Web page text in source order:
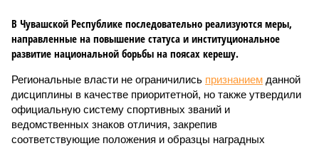
В Чувашской Республике последовательно реализуются меры,
направленные на повышение статуса и институциональное
развитие национальной борьбы на поясах керешу.
Региональные власти не ограничились признанием данной
дисциплины в качестве приоритетной, но также утвердили
официальную систему спортивных званий и
ведомственных знаков отличия, закрепив
соответствующие положения и образцы наградных